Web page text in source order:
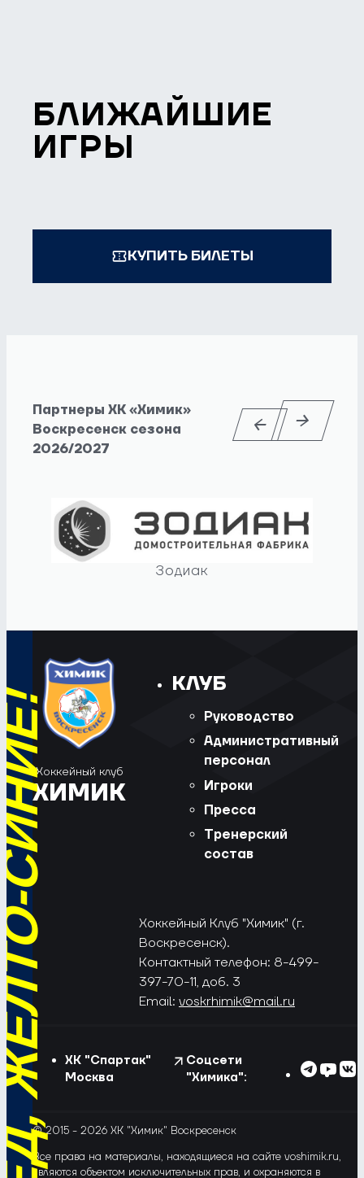
БЛИЖАЙШИЕ
ИГРЫ
КУПИТЬ БИЛЕТЫ
Партнеры ХК «Химик»
Воскресенск сезона
2026/2027
Зодиак
СИНИЕ!
Хоккейный клуб
ХИМИК
КЛУБ
Руководство
Административный
персонал
Игроки
Пресса
Тренерский
состав
Хоккейный Клуб "Химик" (г.
Воскресенск).
Контактный телефон: 8-499-
397-70-11, доб. 3
Email: voskrhimik@mail.ru
ХК "Спартак"
Москва
Соцсети
"Химика":
© 2015 - 2026 ХК "Химик" Воскресенск
Все права на материалы, находящиеся на сайте voshimik.ru,
являются объектом исключительных прав, и охраняются в